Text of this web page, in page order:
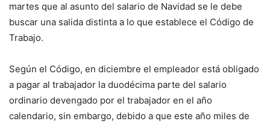
martes que al asunto del salario de Navidad se le debe
buscar una salida distinta a lo que establece el Código de
Trabajo.
Según el Código, en diciembre el empleador está obligado
a pagar al trabajador la duodécima parte del salario
ordinario devengado por el trabajador en el año
calendario, sin embargo, debido a que este año miles de